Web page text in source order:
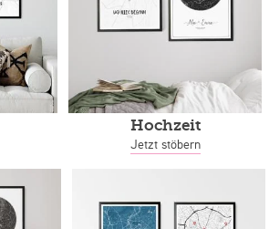
Hochzeit
Jetzt stöbern